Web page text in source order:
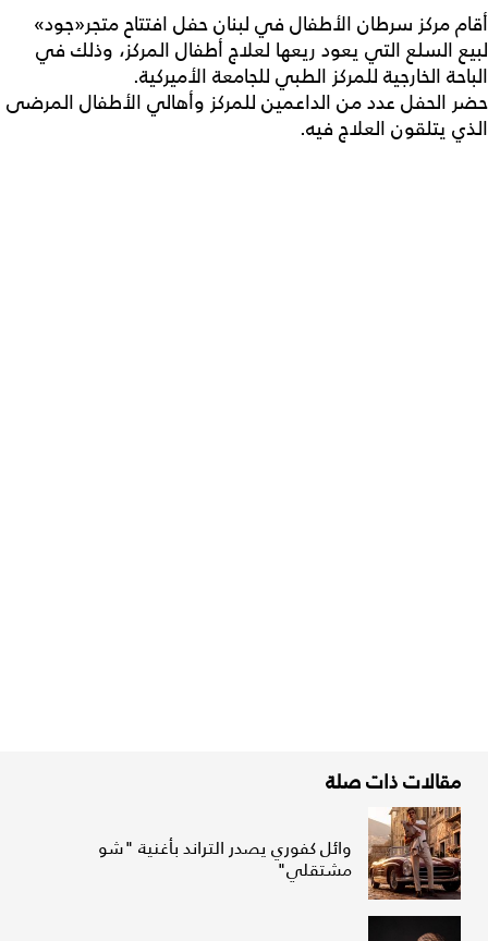
أقام مركز سرطان الأطفال في لبنان حفل افتتاح متجر«جود»
لبيع السلع التي يعود ريعها لعلاج أطفال المركز، وذلك في
الباحة الخارجية للمركز الطبي للجامعة الأميركية.
حضر الحفل عدد من الداعمين للمركز وأهالي الأطفال المرضى
الذي يتلقون العلاج فيه.
مقالات ذات صلة
وائل كفوري يصدر التراند بأغنية "شو
مشتقلي"